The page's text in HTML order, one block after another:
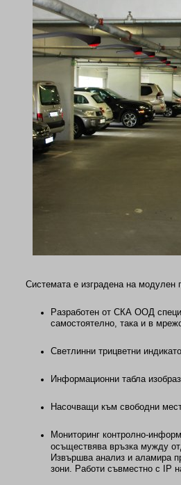
Системата е изградена на модулен
Разработен от СКА ООД
самостоятелно, така и в
Светлинни трицветни
Информационни табла
Насочващи към свободни
Мониторинг контролно-
осъществява връзка мужду
Извършва анализ и аламира
зони. Работи съвместно с IP